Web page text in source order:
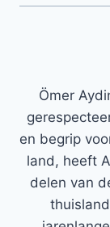
Ömer
en begrip
land, heeft
delen van